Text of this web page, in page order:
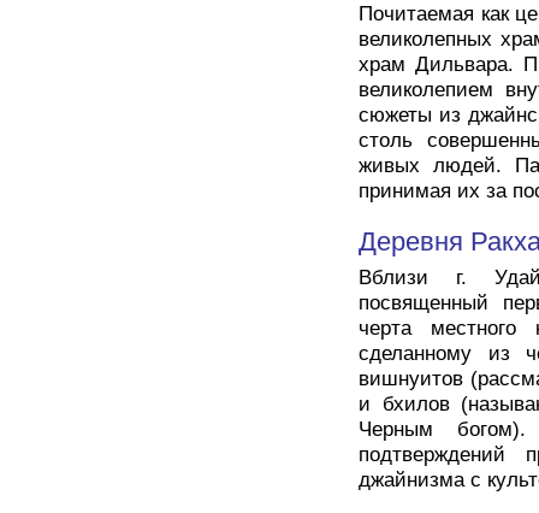
Почитаемая как
великолепных
храм Дильвара.
великолепием
сюжеты из
столь
живых людей.
принимая их за
Деревня
Вблизи г.
посвященный
черта
сделанному из
вишнуитов
и бхилов
Черным
подтверждений
джайнизма с